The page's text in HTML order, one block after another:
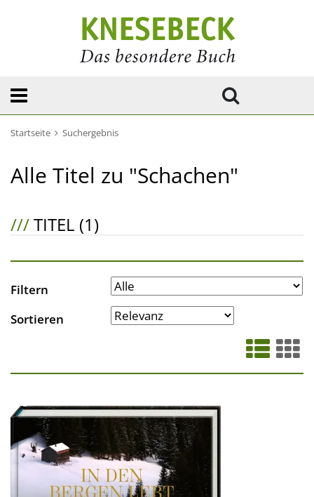
Startseite Suchergebnis
Alle Titel zu "Schachen"
///TITEL (1)
Filtern
Sortieren